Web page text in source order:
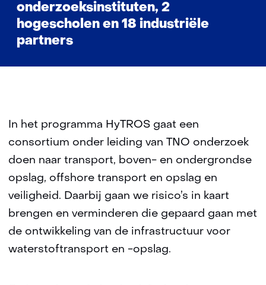
onderzoeksinstituten, 2
hogescholen en 18 industriële
partners
In het programma HyTROS gaat een
consortium onder leiding van TNO onderzoek
doen naar transport, boven- en ondergrondse
opslag, offshore transport en opslag en
veiligheid. Daarbij gaan we risico’s in kaart
brengen en verminderen die gepaard gaan met
de ontwikkeling van de infrastructuur voor
waterstoftransport en -opslag.